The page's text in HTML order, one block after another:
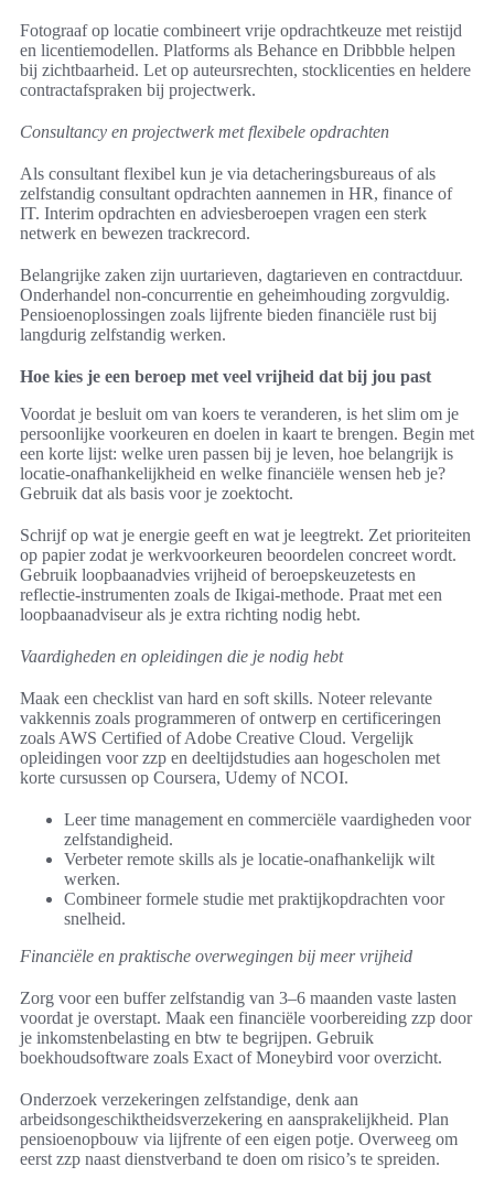
Fotograaf op locatie combineert vrije opdrachtkeuze met reistijd
en licentiemodellen. Platforms als Behance en Dribbble helpen
bij zichtbaarheid. Let op auteursrechten, stocklicenties en heldere
contractafspraken bij projectwerk.
Consultancy en projectwerk met flexibele opdrachten
Als consultant flexibel kun je via detacheringsbureaus of als
zelfstandig consultant opdrachten aannemen in HR, finance of
IT. Interim opdrachten en adviesberoepen vragen een sterk
netwerk en bewezen trackrecord.
Belangrijke zaken zijn uurtarieven, dagtarieven en contractduur.
Onderhandel non-concurrentie en geheimhouding zorgvuldig.
Pensioenoplossingen zoals lijfrente bieden financiële rust bij
langdurig zelfstandig werken.
Hoe kies je een beroep met veel vrijheid dat bij jou past
Voordat je besluit om van koers te veranderen, is het slim om je
persoonlijke voorkeuren en doelen in kaart te brengen. Begin met
een korte lijst: welke uren passen bij je leven, hoe belangrijk is
locatie-onafhankelijkheid en welke financiële wensen heb je?
Gebruik dat als basis voor je zoektocht.
Schrijf op wat je energie geeft en wat je leegtrekt. Zet prioriteiten
op papier zodat je werkvoorkeuren beoordelen concreet wordt.
Gebruik loopbaanadvies vrijheid of beroepskeuzetests en
reflectie-instrumenten zoals de Ikigai-methode. Praat met een
loopbaanadviseur als je extra richting nodig hebt.
Vaardigheden en opleidingen die je nodig hebt
Maak een checklist van hard en soft skills. Noteer relevante
vakkennis zoals programmeren of ontwerp en certificeringen
zoals AWS Certified of Adobe Creative Cloud. Vergelijk
opleidingen voor zzp en deeltijdstudies aan hogescholen met
korte cursussen op Coursera, Udemy of NCOI.
Leer time management en commerciële vaardigheden voor
zelfstandigheid.
Verbeter remote skills als je locatie-onafhankelijk wilt
werken.
Combineer formele studie met praktijkopdrachten voor
snelheid.
Financiële en praktische overwegingen bij meer vrijheid
Zorg voor een buffer zelfstandig van 3–6 maanden vaste lasten
voordat je overstapt. Maak een financiële voorbereiding zzp door
je inkomstenbelasting en btw te begrijpen. Gebruik
boekhoudsoftware zoals Exact of Moneybird voor overzicht.
Onderzoek verzekeringen zelfstandige, denk aan
arbeidsongeschiktheidsverzekering en aansprakelijkheid. Plan
pensioenopbouw via lijfrente of een eigen potje. Overweeg om
eerst zzp naast dienstverband te doen om risico’s te spreiden.